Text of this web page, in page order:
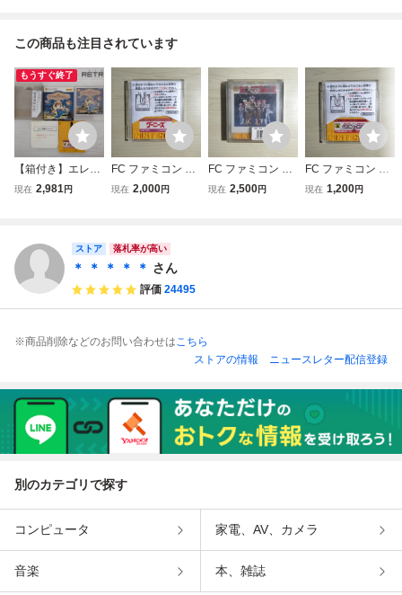
この商品も注目されています
もうすぐ終了
【箱付き】エレク
トリシャン（ディ
現在 2,981円
FC ファミコン デ
ィスクシステム デ
現在 2,000円
FC ファミコン デ
ィスクシステム デ
現在 2,500円
FC ファミコン デ
ィスクシステム デ
現在 1,200円
ストア 落札率が高い
＊ ＊ ＊ ＊ ＊ さん
評価 24495
※商品削除などのお問い合わせはこちら
ストアの情報
ニュースレター配信登録
別のカテゴリで探す
コンピュータ 家電、AV、カメラ
音楽 本、雑誌